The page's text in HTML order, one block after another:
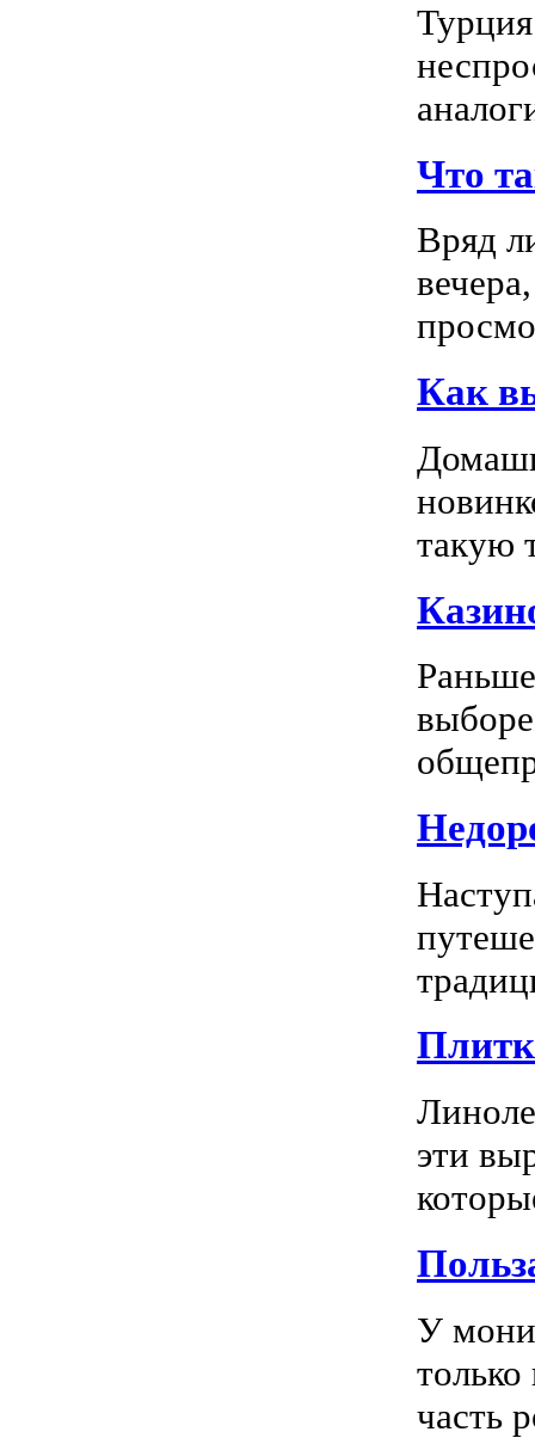
Что
Вряд
Как
такую
эти
У
часть